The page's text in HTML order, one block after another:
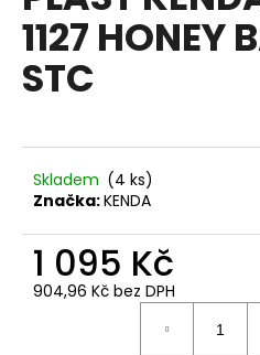
0,0
5
hvězdiček.
1127 HONEY
STC
Skladem (4 ks)
Značka:KENDA
1 095 Kč
904,96 Kč bez DPH
a
j
í
?